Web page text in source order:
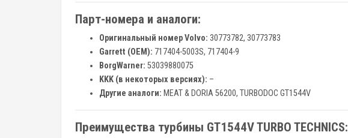
Парт-номера и аналоги:
Оригинальный номер Volvo: 30773782, 30773783
Garrett (OEM): 717404-5003S, 717404-9
BorgWarner: 53039880075
KKK (в некоторых версиях): –
Другие аналоги: MEAT & DORIA 56200, TURBODOC GT1544V
Преимущества турбины GT1544V TURBO TECHNICS: